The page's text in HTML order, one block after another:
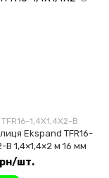
1,4X1,4X2-B
Ekspand TFR16-
B 1,4×1,4×2 м 16 мм
шт.